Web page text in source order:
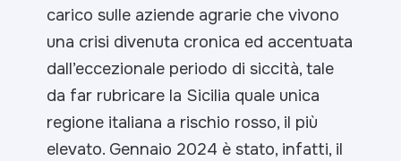
carico sulle aziende agrarie che vivono
una crisi divenuta cronica ed accentuata
dall’eccezionale periodo di siccità, tale
da far rubricare la Sicilia quale unica
regione italiana a rischio rosso, il più
elevato. Gennaio 2024 è stato, infatti, il